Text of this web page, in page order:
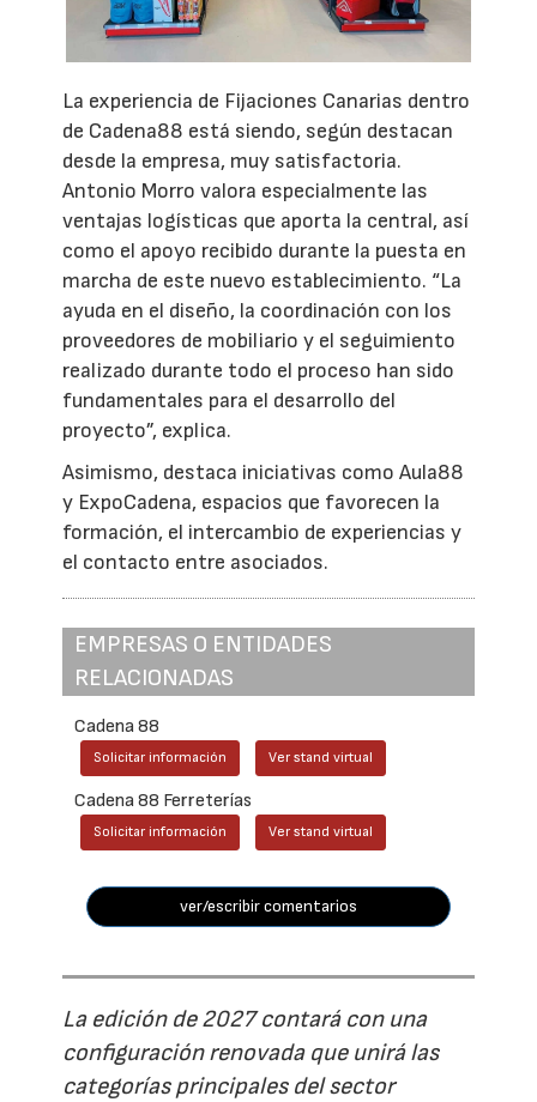
La experiencia de Fijaciones Canarias dentro
de Cadena88 está siendo, según destacan
desde la empresa, muy satisfactoria.
Antonio Morro valora especialmente las
ventajas logísticas que aporta la central, así
como el apoyo recibido durante la puesta en
marcha de este nuevo establecimiento. “La
ayuda en el diseño, la coordinación con los
proveedores de mobiliario y el seguimiento
realizado durante todo el proceso han sido
fundamentales para el desarrollo del
proyecto”, explica.
Asimismo, destaca iniciativas como Aula88
y ExpoCadena, espacios que favorecen la
formación, el intercambio de experiencias y
el contacto entre asociados.
EMPRESAS O ENTIDADES
RELACIONADAS
Cadena 88
Solicitar información Ver stand virtual
Cadena 88 Ferreterías
Solicitar información Ver stand virtual
ver/escribir comentarios
La edición de 2027 contará con una
configuración renovada que unirá las
categorías principales del sector